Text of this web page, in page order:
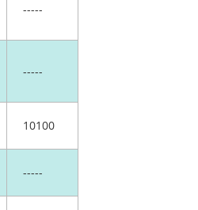
-----
-----
10100
-----